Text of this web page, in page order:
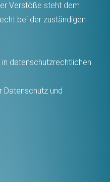
Verstöße steht dem
bei der zuständigen
datenschutzrechtlichen
Datenschutz und